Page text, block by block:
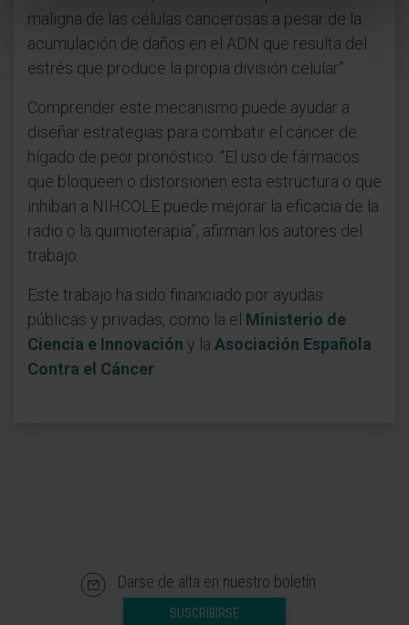
maligna de las células cancerosas a pesar de la
acumulación de daños en el ADN que resulta del
estrés que produce la propia división celular”.
Comprender este mecanismo puede ayudar a
diseñar estrategias para combatir el cáncer de
hígado de peor pronóstico. “El uso de fármacos
que bloqueen o distorsionen esta estructura o que
inhiban a NIHCOLE puede mejorar la eficacia de la
radio o la quimioterapia”, afirman los autores del
trabajo.
Este trabajo ha sido financiado por ayudas
públicas y privadas, como la el Ministerio de
Ciencia e Innovación y la Asociación Española
Contra el Cáncer.
Darse de alta en nuestro boletín
SUSCRIBIRSE